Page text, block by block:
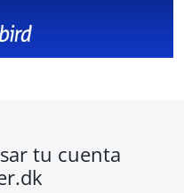
tu cuenta